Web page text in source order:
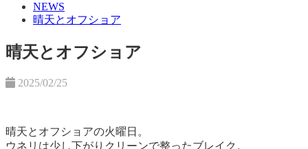
NEWS
晴天とオフショア
晴天とオフショア
2025/02/25
晴天とオフショアの火曜日。
ウネリは少し下がりクリーンで整ったブレイク。